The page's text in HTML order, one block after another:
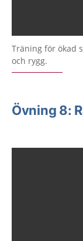
Träning för ökad
och rygg.
Övning 8: